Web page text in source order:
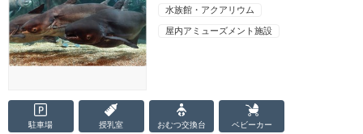
水族館・アクアリウム
屋内アミューズメント施設
駐車場 授乳室 おむつ交換台 ベビーカー